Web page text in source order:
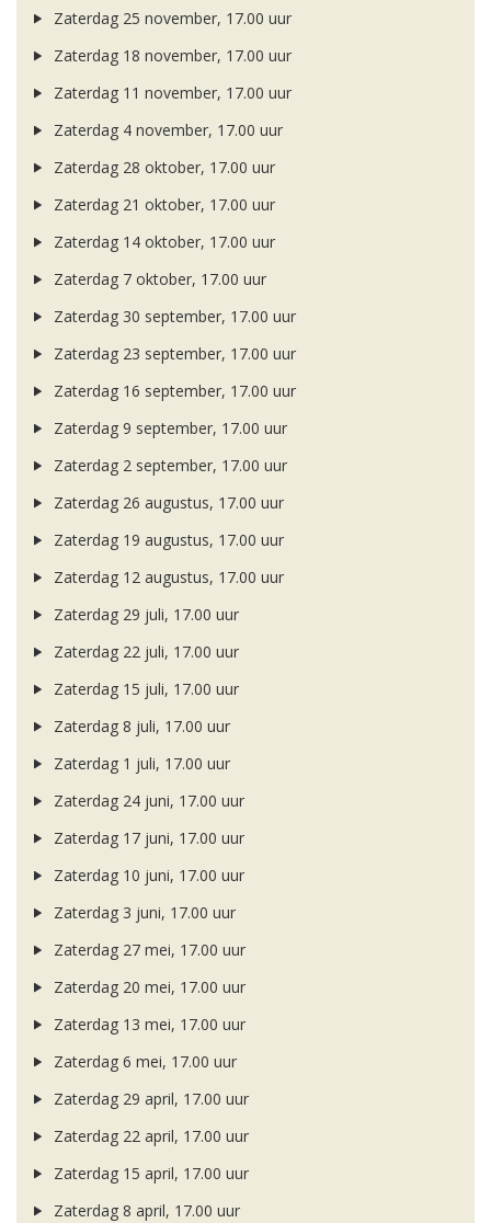
Zaterdag 25 november, 17.00 uur
Zaterdag 18 november, 17.00 uur
Zaterdag 11 november, 17.00 uur
Zaterdag 4 november, 17.00 uur
Zaterdag 28 oktober, 17.00 uur
Zaterdag 21 oktober, 17.00 uur
Zaterdag 14 oktober, 17.00 uur
Zaterdag 7 oktober, 17.00 uur
Zaterdag 30 september, 17.00 uur
Zaterdag 23 september, 17.00 uur
Zaterdag 16 september, 17.00 uur
Zaterdag 9 september, 17.00 uur
Zaterdag 2 september, 17.00 uur
Zaterdag 26 augustus, 17.00 uur
Zaterdag 19 augustus, 17.00 uur
Zaterdag 12 augustus, 17.00 uur
Zaterdag 29 juli, 17.00 uur
Zaterdag 22 juli, 17.00 uur
Zaterdag 15 juli, 17.00 uur
Zaterdag 8 juli, 17.00 uur
Zaterdag 1 juli, 17.00 uur
Zaterdag 24 juni, 17.00 uur
Zaterdag 17 juni, 17.00 uur
Zaterdag 10 juni, 17.00 uur
Zaterdag 3 juni, 17.00 uur
Zaterdag 27 mei, 17.00 uur
Zaterdag 20 mei, 17.00 uur
Zaterdag 13 mei, 17.00 uur
Zaterdag 6 mei, 17.00 uur
Zaterdag 29 april, 17.00 uur
Zaterdag 22 april, 17.00 uur
Zaterdag 15 april, 17.00 uur
Zaterdag 8 april, 17.00 uur